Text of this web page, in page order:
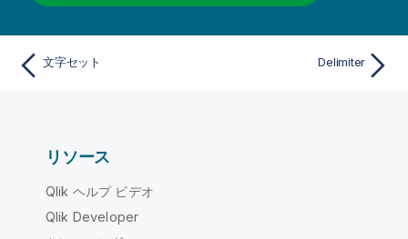
文字セット Delimiter
リソース
Qlik ヘルプ ビデオ
Qlik Developer